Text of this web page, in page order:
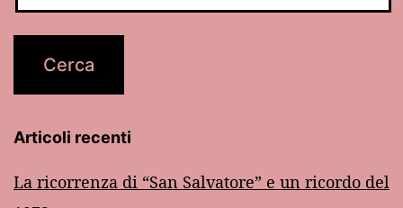
Articoli recenti
La ricorrenza di “San Salvatore” e un ricordo del